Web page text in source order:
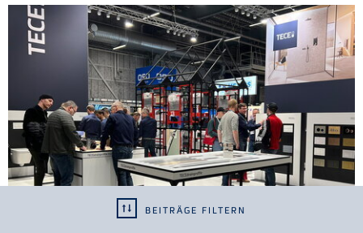
BEITRÄGE FILTERN